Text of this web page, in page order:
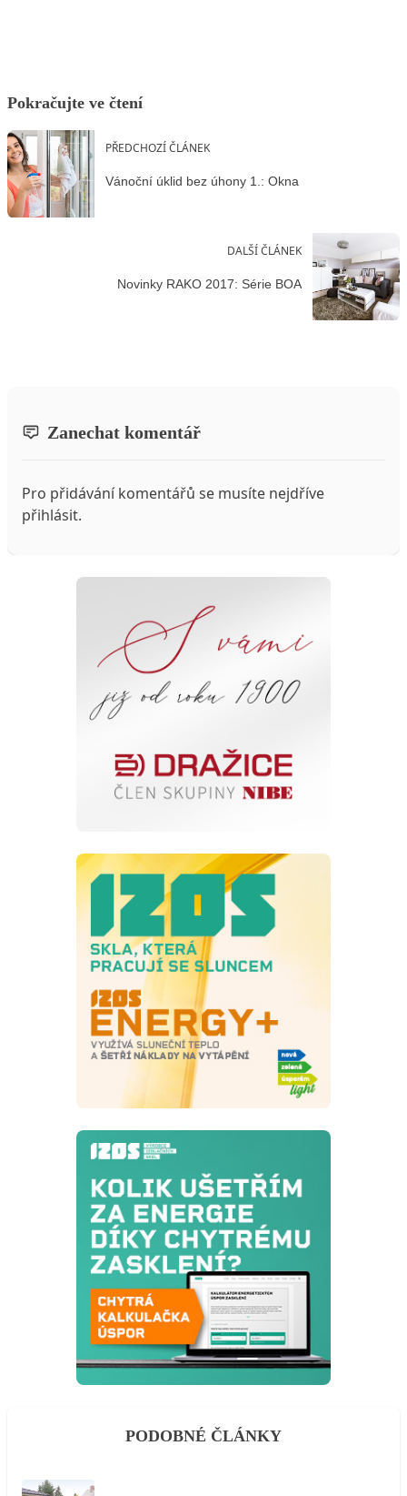
Pokračujte ve čtení
PŘEDCHOZÍ ČLÁNEK
Vánoční úklid bez úhony 1.: Okna
DALŠÍ ČLÁNEK
Novinky RAKO 2017: Série BOA
Zanechat komentář
Pro přidávání komentářů se musíte nejdříve
přihlásit.
PODOBNÉ ČLÁNKY